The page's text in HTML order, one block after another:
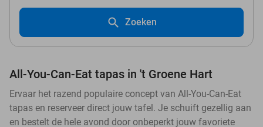
Zoeken
All-You-Can-Eat tapas in 't Groene Hart
Ervaar het razend populaire concept van All-You-Can-Eat
tapas en reserveer direct jouw tafel. Je schuift gezellig aan
en bestelt de hele avond door onbeperkt jouw favoriete